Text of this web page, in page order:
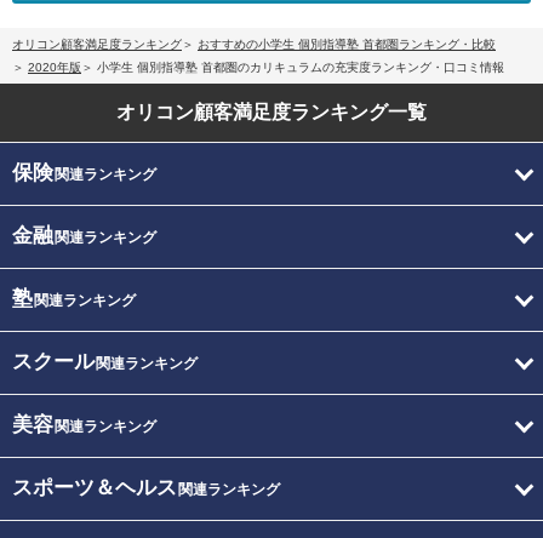
オリコン顧客満足度ランキング
おすすめの小学生 個別指導塾 首都圏ランキング・比較
2020年版
小学生 個別指導塾 首都圏のカリキュラムの充実度ランキング・口コミ情報
オリコン顧客満足度ランキング一覧
保険関連ランキング
金融関連ランキング
塾関連ランキング
スクール関連ランキング
美容関連ランキング
スポーツ＆ヘルス 関連ランキング